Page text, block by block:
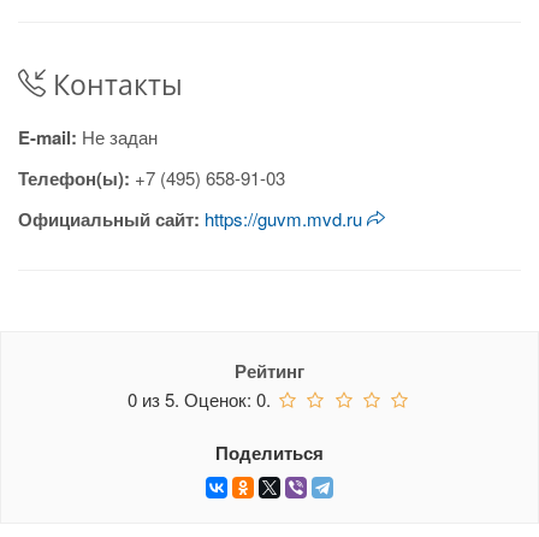
Контакты
E-mail: Не задан
Телефон(ы): +7 (495) 658-91-03
Официальный сайт: https://guvm.mvd.ru
Рейтинг
0 из5. Оценок:0.
Поделиться